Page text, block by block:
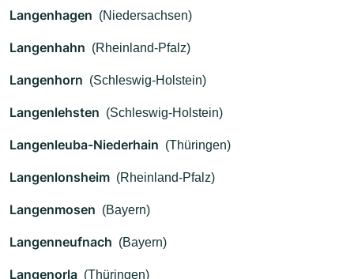
Langenhagen (Niedersachsen)
Langenhahn (Rheinland-Pfalz)
Langenhorn (Schleswig-Holstein)
Langenlehsten (Schleswig-Holstein)
Langenleuba-Niederhain (Thüringen)
Langenlonsheim (Rheinland-Pfalz)
Langenmosen (Bayern)
Langenneufnach (Bayern)
Langenorla (Thüringen)